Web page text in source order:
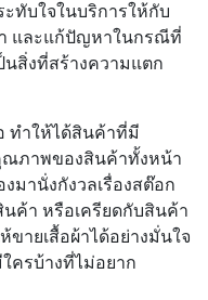
ทับใจในบริการให้กับ
และแก้ปัญหาในกรณีที่
สิ่งที่สร้างความแตก
ทำให้ได้สินค้าที่มี
ณภาพของสินค้าทั้งหน้า
มานั่งกังวลเรื่องสต๊อก
ค้า หรือเครียดกับสินค้า
ายเสื้อผ้าได้อย่างมั่นใจ
ครบ้างที่ไม่อยาก